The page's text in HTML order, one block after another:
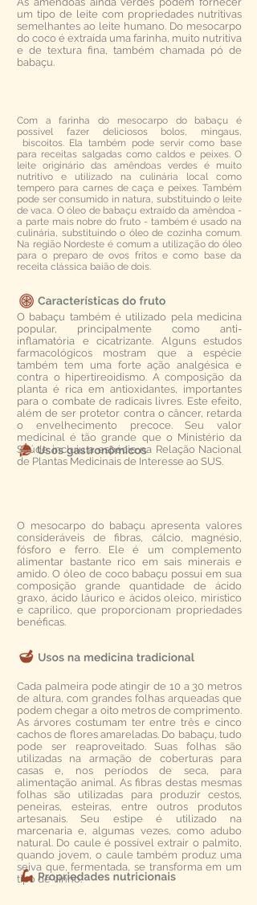
um tipo de leite com propriedades nutritivas
semelhantes ao leite humano. Do mesocarpo
do coco é extraída uma farinha, muito nutritiva
e de textura fina, também chamada pó de
babaçu.
Com a farinha do mesocarpo do babaçu é
possível fazer deliciosos bolos, mingaus,
biscoitos. Ela também pode servir como base
para receitas salgadas como caldos e peixes. O
leite originário das amêndoas verdes é muito
nutritivo e utilizado na culinária local como
tempero para carnes de caça e peixes. Também
pode ser consumido in natura, substituindo o leite
de vaca. O óleo de babaçu extraído da amêndoa -
a parte mais nobre do fruto - também é usado na
culinária, substituindo o óleo de cozinha comum.
Na região Nordeste é comum a utilização do óleo
para o preparo de ovos fritos e como base da
receita clássica baião de dois.
O babaçu também é utilizado pela medicina
popular, principalmente como anti-
inflamatória e cicatrizante. Alguns estudos
farmacológicos mostram que a espécie
também tem uma forte ação analgésica e
contra o hipertireoidismo. A composição da
planta é rica em antioxidantes, importantes
para o combate de radicais livres. Este efeito,
além de ser protetor contra o câncer, retarda
o envelhecimento precoce. Seu valor
medicinal é tão grande que o Ministério da
Saúde incluiu a espécie na Relação Nacional
de Plantas Medicinais de Interesse ao SUS.
O mesocarpo do babaçu apresenta valores
consideráveis de fibras, cálcio, magnésio,
fósforo e ferro. Ele é um complemento
alimentar bastante rico em sais minerais e
amido. O óleo de coco babaçu possui em sua
composição grande quantidade de ácido
graxo, ácido láurico e ácidos oleico, mirístico
e caprílico, que proporcionam propriedades
benéficas.
Cada palmeira pode atingir de 10 a 30 metros
de altura, com grandes folhas arqueadas que
podem chegar a oito metros de comprimento.
As árvores costumam ter entre três e cinco
cachos de flores amareladas. Do babaçu, tudo
pode ser reaproveitado. Suas folhas são
utilizadas na armação de coberturas para
casas e, nos períodos de seca, para
alimentação animal. As fibras destas mesmas
folhas são utilizadas para produzir cestos,
peneiras, esteiras, entre outros produtos
artesanais. Seu estipe é utilizado na
marcenaria e, algumas vezes, como adubo
natural. Do caule é possível extrair o palmito,
quando jovem, o caule também produz uma
seiva que, fermentada, se transforma em um
tipo de vinho.